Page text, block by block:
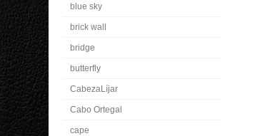
blue sky
brick wall
bridge
butterfly
CabezaLíjar
Cabo Ortegal
cape